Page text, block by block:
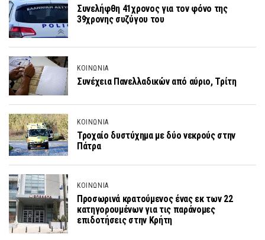
Συνελήφθη 41χρονος για τον φόνο της
39χρονης συζύγου του
ΚΟΙΝΩΝΙΑ
Συνέχεια Πανελλαδικών από αύριο, Τρίτη
ΚΟΙΝΩΝΙΑ
Τροχαίο δυστύχημα με δύο νεκρούς στην
Πάτρα
ΚΟΙΝΩΝΙΑ
Προσωρινά κρατούμενος ένας εκ των 22
κατηγορουμένων για τις παράνομες
επιδοτήσεις στην Κρήτη